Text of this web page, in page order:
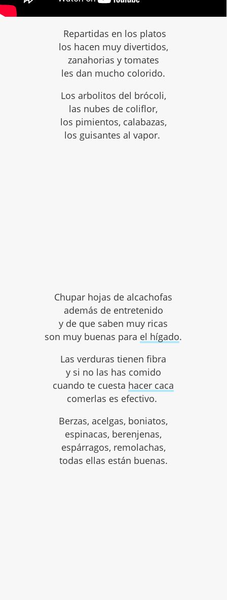
Repartidas en los platos
los hacen muy divertidos,
zanahorias y tomates
les dan mucho colorido.
Los arbolitos del brócoli,
las nubes de coliflor,
los pimientos, calabazas,
los guisantes al vapor.
Chupar hojas de alcachofas
además de entretenido
y de que saben muy ricas
son muy buenas para el hígado.
Las verduras tienen fibra
y si no las has comido
cuando te cuesta hacer caca
comerlas es efectivo.
Berzas, acelgas, boniatos,
espinacas, berenjenas,
espárragos, remolachas,
todas ellas están buenas.